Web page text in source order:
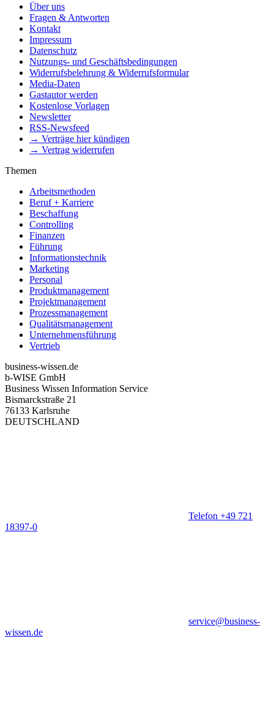
Über uns
Fragen & Antworten
Kontakt
Impressum
Datenschutz
Nutzungs- und Geschäftsbedingungen
Widerrufsbelehrung & Widerrufsformular
Media-Daten
Gastautor werden
Kostenlose Vorlagen
Newsletter
RSS-Newsfeed
→ Verträge hier kündigen
→ Vertrag widerrufen
Themen
Arbeitsmethoden
Beruf + Karriere
Beschaffung
Controlling
Finanzen
Führung
Informationstechnik
Marketing
Personal
Produktmanagement
Projektmanagement
Prozessmanagement
Qualitätsmanagement
Unternehmensführung
Vertrieb
business-wissen.de
b-WISE GmbH
Business Wissen Information Service
Bismarckstraße 21
76133 Karlsruhe
DEUTSCHLAND
Telefon +49 721
18397-0
service@business-
wissen.de